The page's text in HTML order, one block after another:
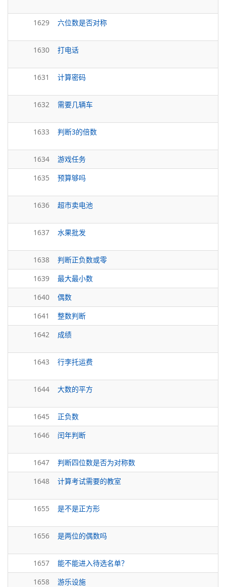
1629 六位数是否对称
1630 打电话
1631 计算密码
1632 需要几辆车
1633 判断3的倍数
1634
游戏任务
1635
预算够吗
1636 超市卖电池
1637 水果批发
1638
判断正负数或零
1639
最大最小数
1640
偶数
1641
整数判断
1642
成绩
1643 行李托运费
1644 大数的平方
1645
正负数
1646
闰年判断
1647
判断四位数是否为对称数
1648
计算考试需要的教室
1655 是不是正方形
1656 是两位的偶数吗
1657
能不能进入待选名单？
1658
游乐设施